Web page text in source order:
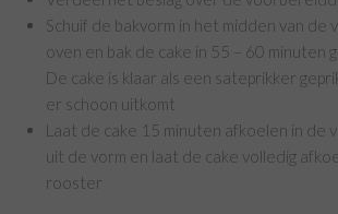
Schuif de bakvorm in het midden van de
oven en bak de cake in 55 – 60 minuten
De cake is klaar als een sateprikker
er schoon uitkomt
Laat de cake 15 minuten afkoelen in de
uit de vorm en laat de cake volledig
rooster